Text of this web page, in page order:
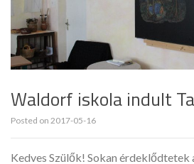
Waldorf iskola indult
Posted on 2017-05-16
Kedves Szülők! Sokan